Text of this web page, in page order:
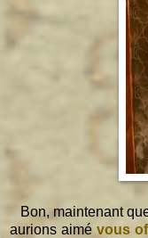
Bon, maintenant
aurions aimé vous